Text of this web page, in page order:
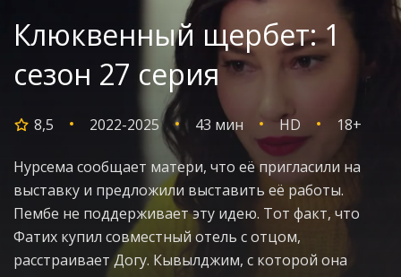
Клюквенный щербет: 1
сезон 27 серия
8,5 2022-2025 43 мин HD 18+
Нурсема сообщает матери, что её пригласили на
выставку и предложили выставить её работы.
Пембе не поддерживает эту идею. Тот факт, что
Фатих купил совместный отель с отцом,
расстраивает Догу. Кывылджим, с которой она